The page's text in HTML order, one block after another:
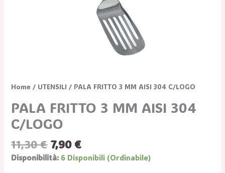
Home / UTENSILI / PALA FRITTO 3 MM AISI 304 C/LOGO
PALA FRITTO 3 MM AISI 304
C/LOGO
11,30€ 7,90 €
Disponibilità: 6 Disponibili (ordinabile)